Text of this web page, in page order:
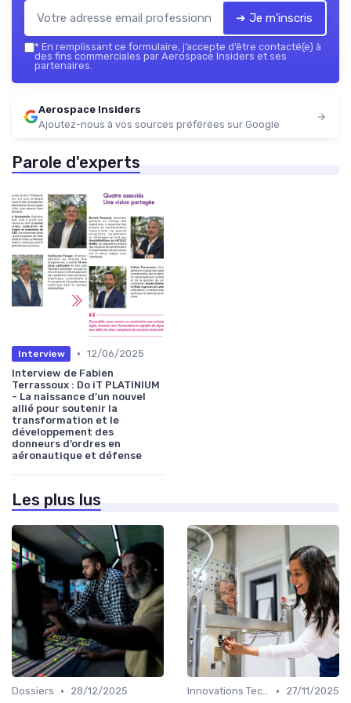
➔ Je m'inscris
* En remplissant ce formulaire, j’accepte d’être contacté(e) à
des fins commerciales par Aerospace Insiders et ses
partenaires.
Aerospace Insiders
Ajoutez-nous à vos sources préférées sur Google
Parole d'experts
Interview • 12/06/2025
Interview de Fabien
Terrassoux : Do iT PLATINIUM
- La naissance d’un nouvel
allié pour soutenir la
transformation et le
développement des
donneurs d’ordres en
aéronautique et défense
Les plus lus
Dossiers • 28/12/2025 Innovations Technologiques • 27/11/2025